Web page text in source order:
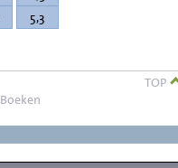
5,3
TOP
Boeken